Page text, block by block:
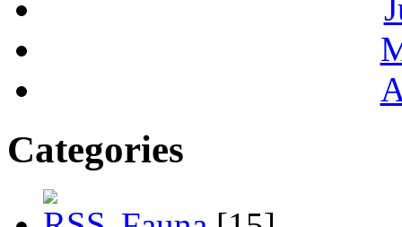
Categories